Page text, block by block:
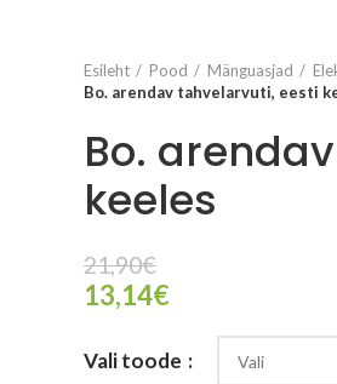
Esileht Pood Mänguasjad
Bo. arendav tahvelarvuti, eesti
Bo.
keeles
21,90€
13,14€
Vali toode